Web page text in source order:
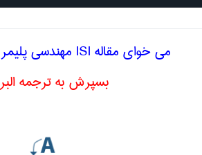
می خوای مقاله ISI مهندسی پليمر ترجمه کنی!؟
بسپرش به ترجمه